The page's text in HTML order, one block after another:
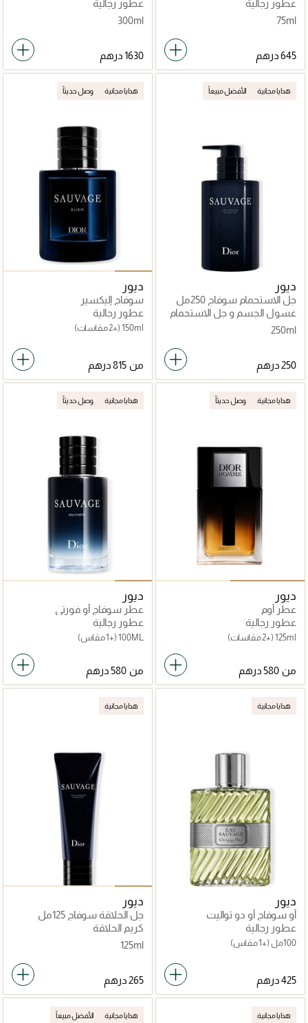
عطور رجالية
75ml
عطور رجالية
300ml
هدايا مجانية الأفضل مبيعاً
ديور
جل الاستحمام سوفاج 250مل
غسول الجسم و جل الاستحمام
250ml
هدايا مجانية وصل حديثاً
ديور
سوفاج إليكسير
عطور رجالية
150ml (+2 مقاسات)
من
هدايا مجانية وصل حديثاً
ديور
عطر أوم
عطور رجالية
125ml (+2 مقاسات)
من
هدايا مجانية وصل حديثاً
ديور
عطر سوفاج أو فورتي
عطور رجالية
100ML (+1 مقاس)
من
هدايا مجانية
ديور
أو سوفاج أو دو تواليت
عطور رجالية
100مل (+1 مقاس)
هدايا مجانية
ديور
جل الحلاقة سوفاج 125مل
كريم الحلاقة
125ml
هدايا مجانية هدايا مجانية الأفضل مبيعاً